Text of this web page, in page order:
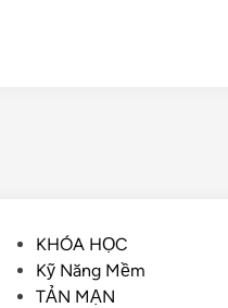
KHÓA HỌC
Kỹ Năng Mềm
TẢN MẠN